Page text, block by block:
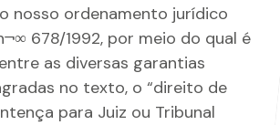
nosso ordenamento jurídico
678/1992, por meio do qual é
as diversas garantias
no texto, o “direito de
para Juiz ou Tribunal